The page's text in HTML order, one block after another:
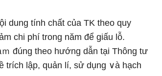
dung tính chất của TK theo quy
chi phí trong năm để giấu Ɩỗ.
đúng theo hướnɡ dẫn tại Thông tư
trích lập, quản lí, ѕử dụng ∨à hạch